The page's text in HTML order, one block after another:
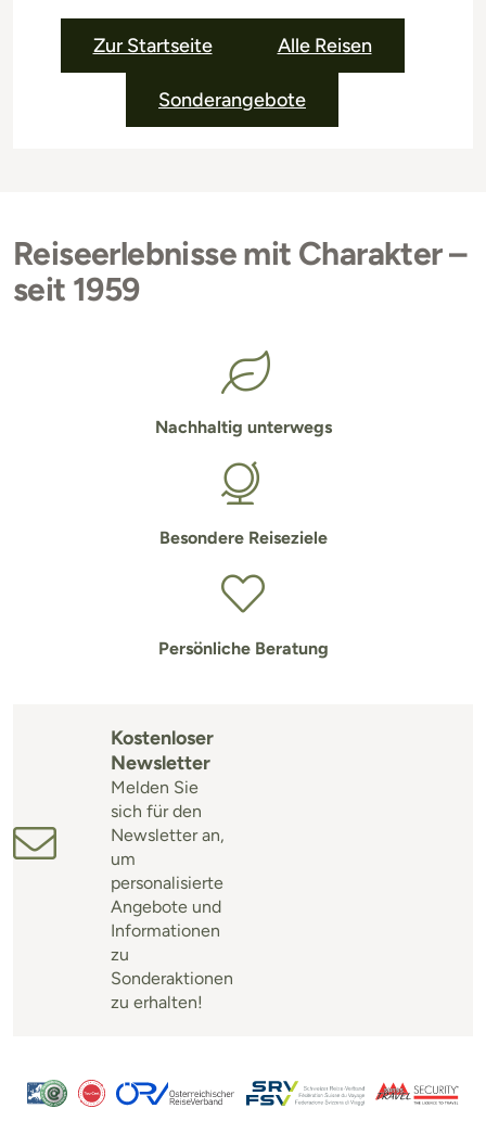
Zur Startseite Alle Reisen
Sonderangebote
Reiseerlebnisse mit Charakter –
seit 1959
Nachhaltig unterwegs
Besondere Reiseziele
Persönliche Beratung
Kostenloser
Newsletter
Melden Sie
sich für den
Newsletter an,
um
personalisierte
Angebote und
Informationen
zu
Sonderaktionen
zu erhalten!